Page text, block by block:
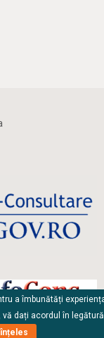
a îmbunătăți
dați acordul în